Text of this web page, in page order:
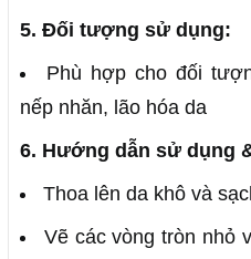
5. Đối tượng sử dụng:
Phù hợp cho đối
nếp nhăn, lão hóa da
6. Hướng dẫn sử dụng
Thoa lên da khô và
Vẽ các vòng tròn nhỏ